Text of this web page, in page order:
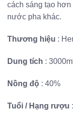
cách sáng tạo
nước pha khác.
Thương hiệu :
Dung tích : 3000ml
Nồng độ : 40%
Tuổi / Hạng rượu